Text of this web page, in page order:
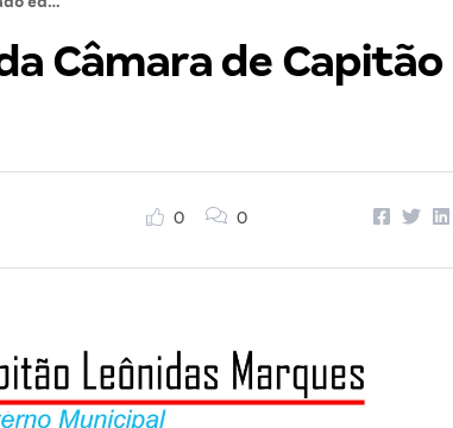
Câmara de Capitão
0 0